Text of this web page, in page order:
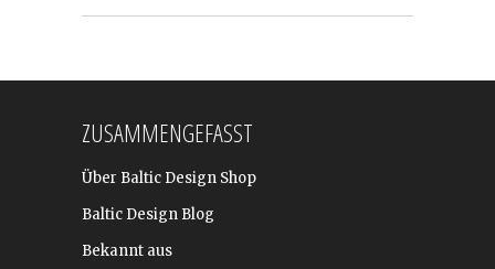
ZUSAMMENGEFASST
Über Baltic Design Shop
Baltic Design Blog
Bekannt aus